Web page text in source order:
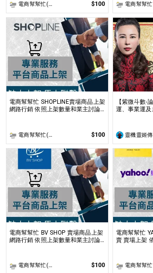
電商幫幫忙(電商平台代營運/電商上架/運營策略/網路行銷) $100 電商幫幫忙(電商平台代營運/電商上架/運營策略/網路
電商幫幫忙 SHOPLINE賣場商品上架
網路行銷 依照上架數量和業主討論
電商幫幫忙(電商平台代營運/電商上架/運營策略/網路行銷) $100
【紫微斗數-
運、事業運及
年大限﹑大
靈機靈姬傳統文化
電商幫幫忙 BV SHOP 賣場商品上架
網路行銷 依照上架數量和業主討論
電商幫幫忙(電商平台代營運/電商上架/運營策略/網路行銷) $100
電商幫幫忙
賣 賣場上架
電商幫幫忙(電商平台代營運/電商上架/運營策略/網路